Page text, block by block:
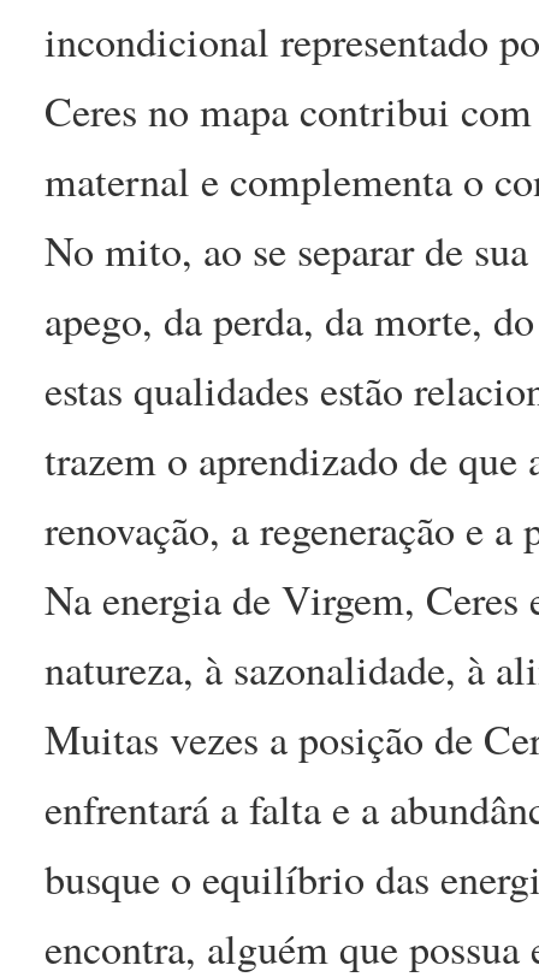
incondicional representado
Ceres no mapa contribui
maternal e complementa o
No mito, ao se separar de
apego, da perda, da morte,
estas qualidades estão
trazem o aprendizado de que
renovação, a regeneração e
Na energia de Virgem, Ceres
natureza, à sazonalidade, à
Muitas vezes a posição de
enfrentará a falta e a
busque o equilíbrio das
encontra, alguém que